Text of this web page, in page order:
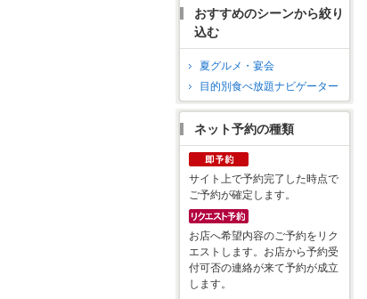
おすすめのシーンから絞り
込む
夏グルメ・宴会
目的別食べ放題ナビゲーター
ネット予約の種類
サイト上で予約完了した時点で
ご予約が確定します。
お店へ希望内容のご予約をリク
エストします。お店から予約受
付可否の連絡が来て予約が成立
します。